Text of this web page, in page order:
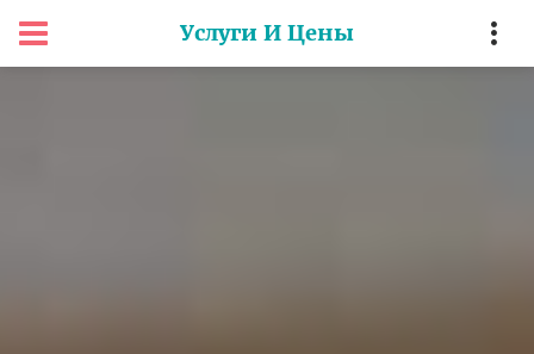
Услуги И Цены